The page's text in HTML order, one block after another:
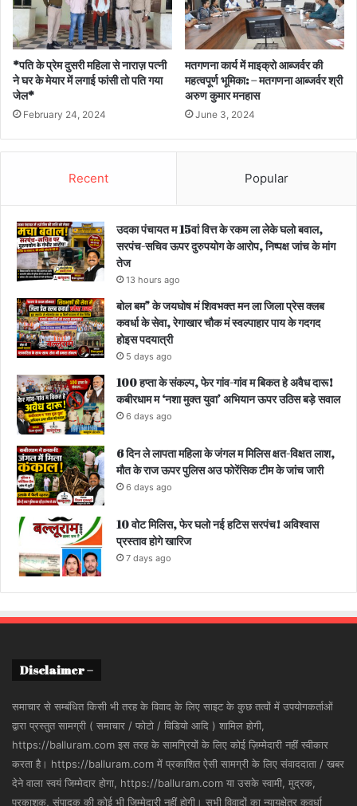
*पति के प्रेम दुसरी महिला से नाराज़ पत्नी
ने घर के मेयार में लगाई फांसी तो पति गया
जेल*
February 24, 2024
मतगणना कार्य में माइक्रो आब्जर्वर की
महत्वपूर्ण भूमिका: – मतगणना आब्जर्वर श्री
अरुण कुमार मनहास
June 3, 2024
Recent Popular
उदका पंचायत म 15वां वित्त के रकम ला लेके घलो बवाल,
सरपंच-सचिव ऊपर दुरुपयोग के आरोप, निष्पक्ष जांच के मांग
तेज
13 hours ago
बोल बम” के जयघोष मं शिवभक्त मन ला जिला प्रेस क्लब
कवर्धा के सेवा, रेगाखार चौक मं स्वल्पाहार पाय के गदगद
होइस पदयात्री
5 days ago
100 हप्ता के संकल्प, फेर गांव-गांव म बिकत हे अवैध दारू!
कबीरधाम म ‘नशा मुक्त युवा’ अभियान ऊपर उठिस बड़े सवाल
6 days ago
6 दिन ले लापता महिला के जंगल म मिलिस क्षत-विक्षत लाश,
मौत के राज ऊपर पुलिस अउ फोरेंसिक टीम के जांच जारी
6 days ago
10 वोट मिलिस, फेर घलो नई हटिस सरपंच! अविश्वास
प्रस्ताव होगे खारिज
7 days ago
Disclaimer –
समाचार से सम्बंधित किसी भी तरह के विवाद के लिए साइट के कुछ तत्वों में उपयोगकर्ताओं
द्वारा प्रस्तुत सामग्री ( समाचार / फोटो / विडियो आदि ) शामिल होगी,
https://balluram.com इस तरह के सामग्रियों के लिए कोई ज़िम्मेदारी नहीं स्वीकार
करता है। https://balluram.com में प्रकाशित ऐसी सामग्री के लिए संवाददाता / खबर
देने वाला स्वयं जिम्मेदार होगा, https://balluram.com या उसके स्वामी, मुद्रक,
प्रकाशक, संपादक की कोई भी जिम्मेदारी नहीं होगी। सभी विवादों का न्यायक्षेत्र कवर्धा